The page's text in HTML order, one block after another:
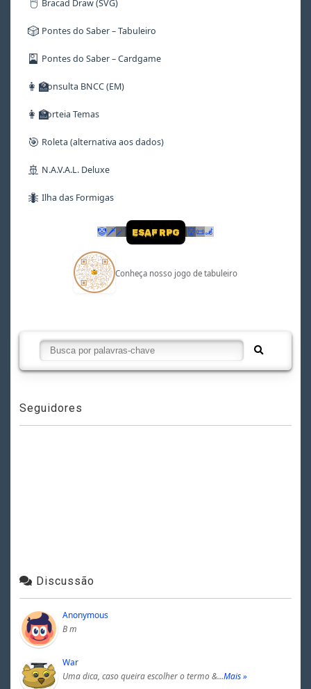
Bracad Draw (SVG)
🎲 Pontes do Saber – Tabuleiro
🎴 Pontes do Saber – Cardgame
👩‍🏫Consulta BNCC (EM)
👩‍🏫Sorteia Temas
🎯 Roleta (alternativa aos dados)
🚢 N.A.V.A.L. Deluxe
🐜 Ilha das Formigas
🤡 🗡🪄 ESAF RPG 👹📜🦼
Conheça nosso jogo de tabuleiro
Seguidores
Discussão
Anonymous
B m
War
Uma dica, caso queira escolher o termo &…Mais »